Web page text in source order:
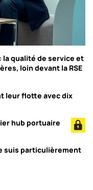
qualité de service et
loin devant la RSE
leur flotte avec dix
hub portuaire
suis particulièrement